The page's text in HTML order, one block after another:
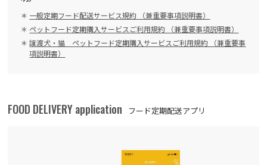
一般定期フード配送サービス規約 （兼重要事項説明書）
ペットフード定期購入サービスご利用規約 （兼重要事項説明書）
譲渡犬・猫 ペットフード定期購入サービスご利用規約 （兼重要事
項説明書）
FOOD DELIVERY application フード定期配送アプリ